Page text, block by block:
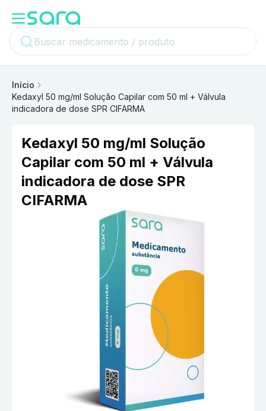
Início
Kedaxyl 50 mg/ml Solução Capilar com 50 ml + Válvula
indicadora de dose SPR CIFARMA
Kedaxyl 50 mg/ml Solução
Capilar com 50 ml + Válvula
indicadora de dose SPR
CIFARMA